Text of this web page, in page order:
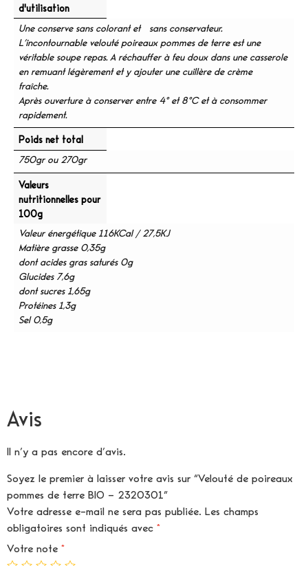
d'utilisation
Une conserve sans colorant et sans conservateur.
L’incontournable velouté poireaux pommes de terre est une
véritable soupe repas. A réchauffer à feu doux dans une casserole
en remuant légèrement et y ajouter une cuillère de crème
fraîche.
Après ouverture à conserver entre 4° et 8°C et à consommer
rapidement.
Poids net total
750gr ou 270gr
Valeurs
nutritionnelles pour
100g
Valeur énergétique 116KCal / 27,5KJ
Matière grasse 0,35g
dont acides gras saturés 0g
Glucides 7,6g
dont sucres 1,65g
Protéines 1,3g
Sel 0,5g
Avis
Il n’y a pas encore d’avis.
Soyez le premier à laisser votre avis sur “Velouté de poireaux
pommes de terre BIO – 2320301”
Votre adresse e-mail ne sera pas publiée. Les champs
obligatoires sont indiqués avec *
Votre note *